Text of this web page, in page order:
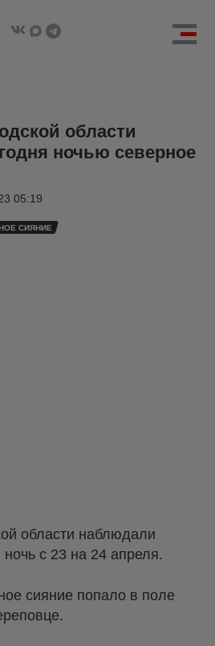
области
ночью северное
05:19
СИЯНИЕ
области наблюдали
с 23 на 24 апреля.
сияние попало в поле